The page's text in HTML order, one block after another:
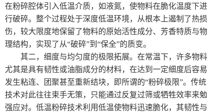
中药超细打粉机
小型超微粉碎机系列
中型超微粉碎机系列
大型超微粉碎机系列
制冷机
在粉碎腔体引入低温介质，如液氮，使物料在脆化温度下进
行破碎。整个过程处于深度低温环境，从根本上遏制了热损
伤，较大限度地保留了物料的原始活性成分、芳香特质与物
理结构，实现了从“破碎”到“保全”的质变。
其二，细度与均匀度的极限拓展。在常温下，许多物料
尤其是具有韧性或油脂成分的材料，在达到一定细度后容易
发生粘连、团聚甚至重新结块，即所谓的“粉碎极限”。传统
技术对此往往束手无策，只能通过反复过筛或牺牲效率来勉
强应对。低温粉碎技术利用低温使物料迅速脆化，其韧性与